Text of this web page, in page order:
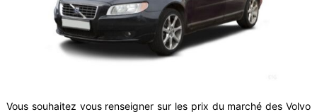
Vous souhaitez vous renseigner sur les prix du marché des Volvo